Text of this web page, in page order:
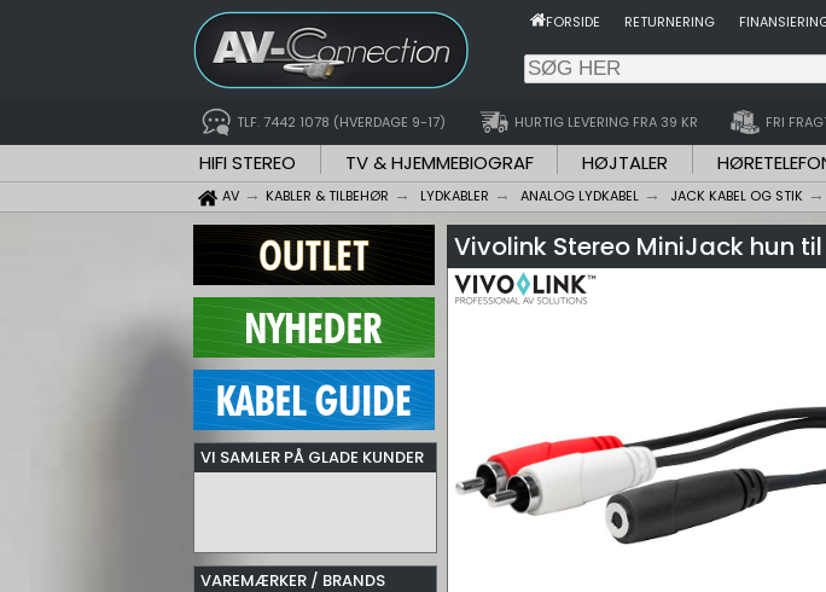
FORSIDE RETURNERING
TLF. 7442 1078 (HVERDAGE 9-17) HURTIG LEVERING FRA 39 KR FRI
HIFI STEREO TV & HJEMMEBIOGRAF HØJTALER
AV KABLER & TILBEHØR LYDKABLER ANALOG LYDKABEL JACK KABEL OG STIK
VI SAMLER PÅ GLADE KUNDER
VAREMÆRKER / BRANDS
Vivolink Stereo MiniJack hun